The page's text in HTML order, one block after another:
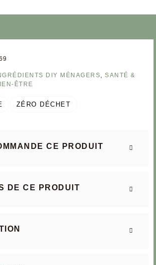
DIY MÉNAGERS
SANTÉ &
ÊTRE
ZÉRO DÉCHET
CE PRODUIT
DE CE PRODUIT